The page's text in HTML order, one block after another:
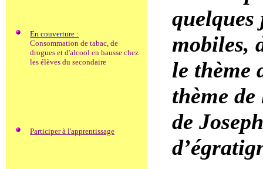
En couverture :
Consommation de tabac, de
drogues et d'alcool en hausse chez
les élèves du secondaire
Participer à l'apprentissage
quelques
mobiles,
le thème
thème
de